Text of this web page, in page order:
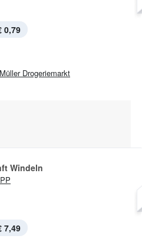
0,79
Müller Drogeriemarkt
Windeln
7,49